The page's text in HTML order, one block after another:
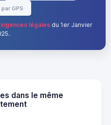
par GPS
légalesdu 1er Janvier
dans le même